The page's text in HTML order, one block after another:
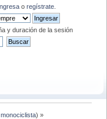
o regístrate.
y duración de la sesión
monociclista) »